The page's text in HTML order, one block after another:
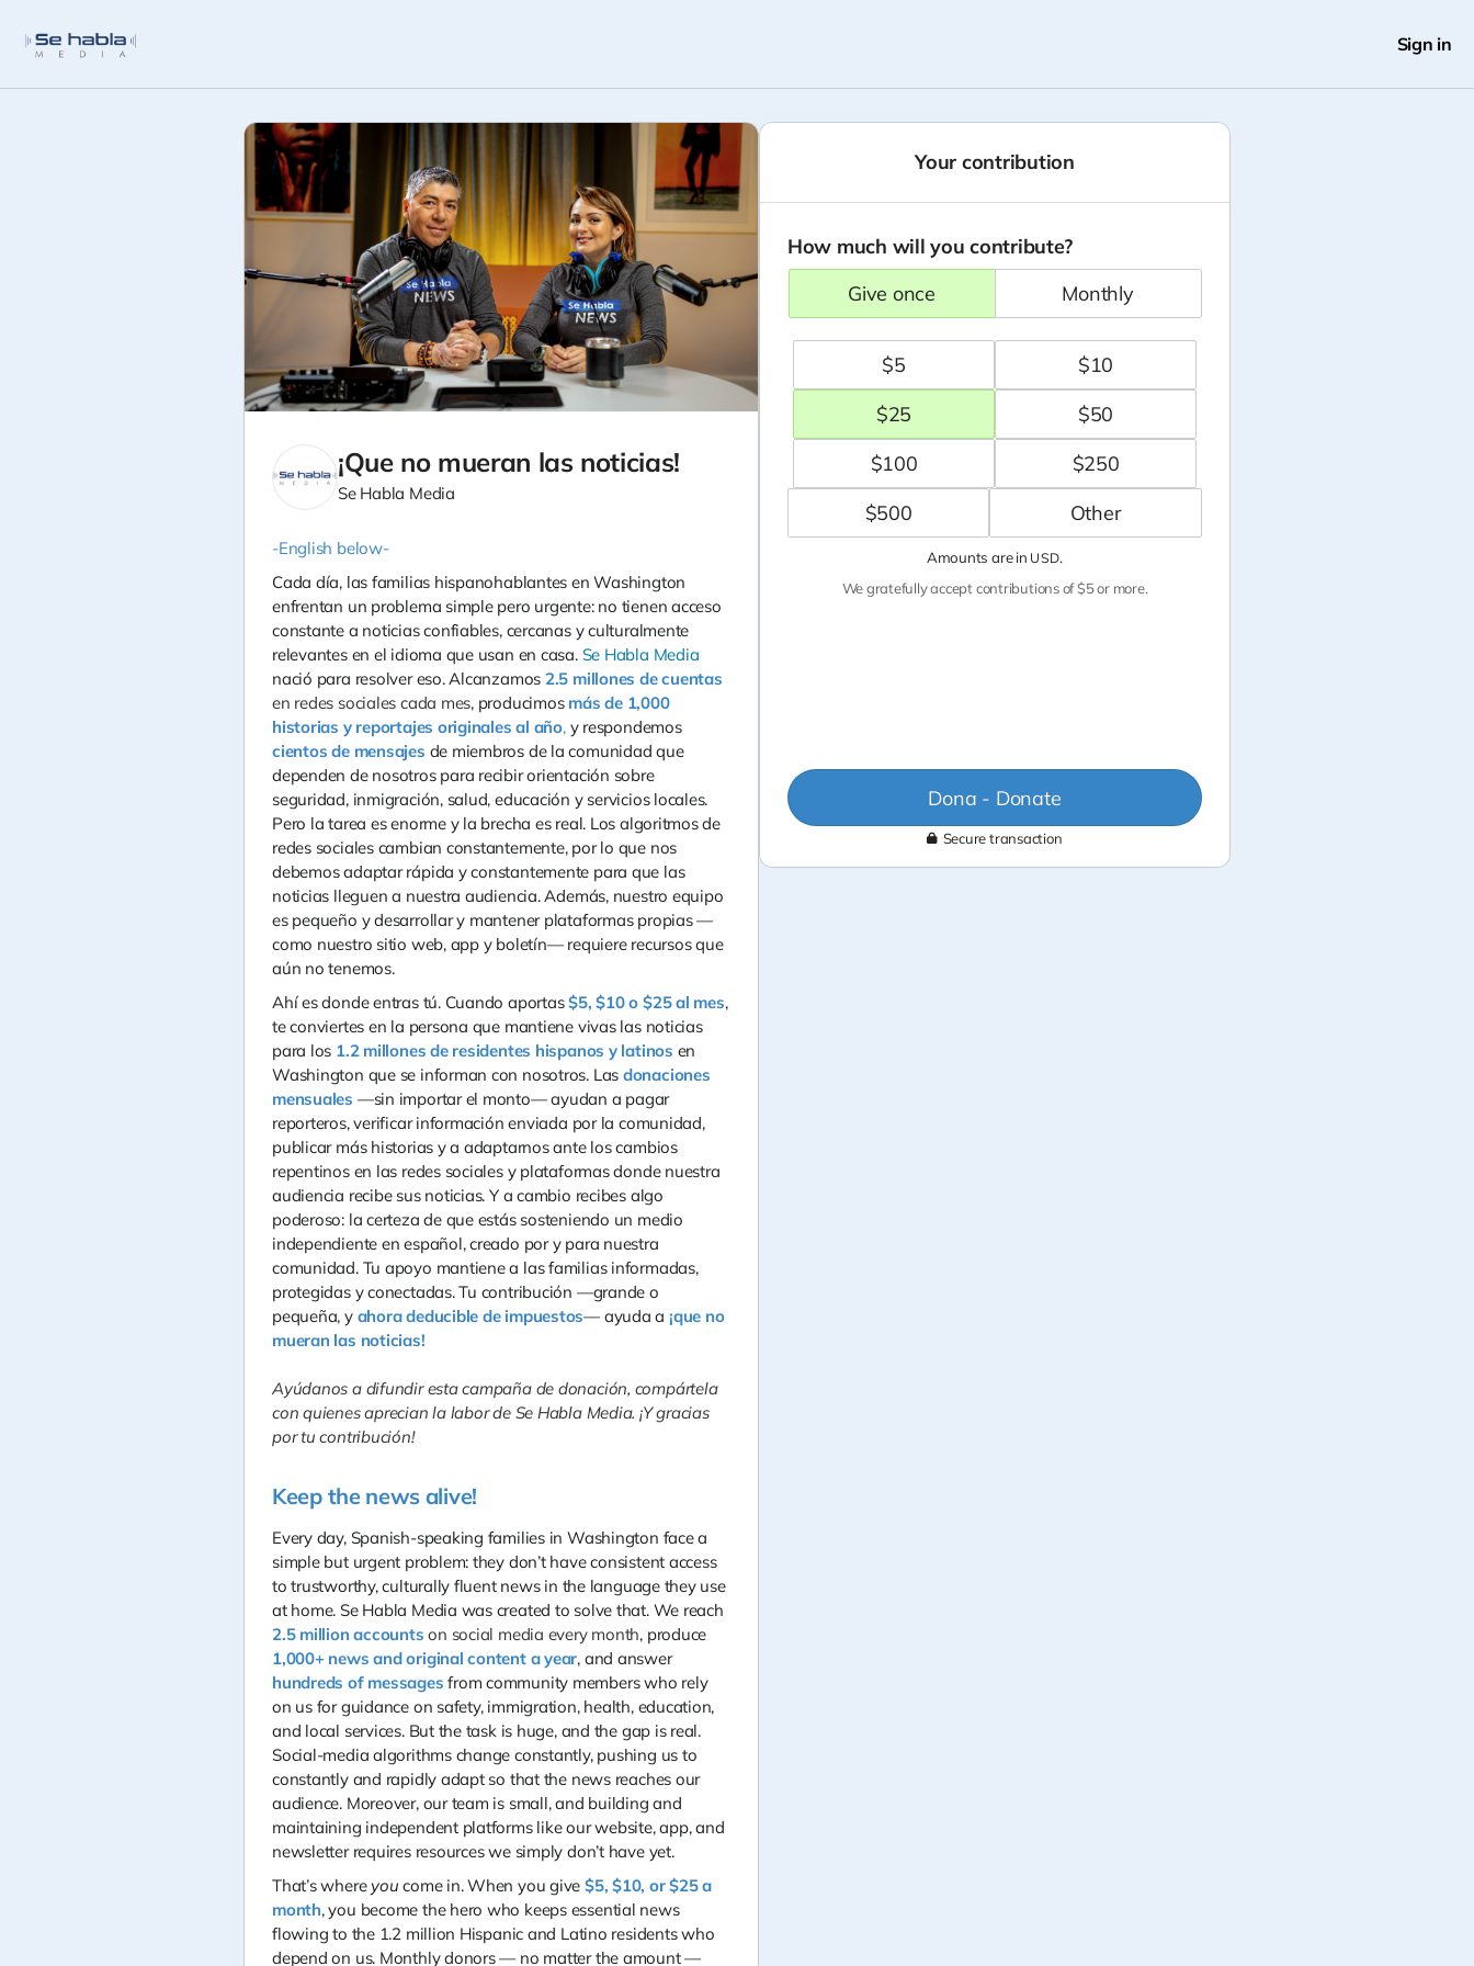
Sign in
¡Que no mueran las noticias!
Se Habla Media
-English below-
Cada día, las familias hispanohablantes en Washington
enfrentan un problema simple pero urgente: no tienen acceso
constante a noticias confiables, cercanas y culturalmente
relevantes en el idioma que usan en casa. Se Habla Media
nació para resolver eso. Alcanzamos 2.5 millones de cuentas
en redes sociales cada mes, producimos más de 1,000
historias y reportajes originales al año,y respondemos
cientos de mensajes de miembros de la comunidad que
dependen de nosotros para recibir orientación sobre
seguridad, inmigración, salud, educación y servicios locales.
Pero la tarea es enorme y la brecha es real. Los algoritmos de
redes sociales cambian constantemente, por lo que nos
debemos adaptar rápida y constantemente para que las
noticias lleguen a nuestra audiencia. Además, nuestro equipo
es pequeño y desarrollar y mantener plataformas propias —
como nuestro sitio web, app y boletín— requiere recursos que
aún no tenemos.
Ahí es donde entras tú. Cuando aportas$5, $10 o $25 al mes,
te conviertes en la persona que mantiene vivas las noticias
para los 1.2 millones de residentes hispanos y latinos en
Washington que se informan con nosotros. Las donaciones
mensuales —sin importar el monto— ayudan a pagar
reporteros, verificar información enviada por la comunidad,
publicar más historias y a adaptarnos ante los cambios
repentinos en las redes sociales y plataformas donde nuestra
audiencia recibe sus noticias. Y a cambio recibes algo
poderoso: la certeza de que estás sosteniendo un medio
independiente en español, creado por y para nuestra
comunidad. Tu apoyo mantiene a las familias informadas,
protegidas y conectadas. Tu contribución —grande o
pequeña, y ahora deducible de impuestos— ayuda a ¡que no
mueran las noticias!
Ayúdanos a difundir esta campaña de donación, compártela
con quienes aprecian la labor de Se Habla Media. ¡Y gracias
por tu contribución!
Keep the news alive!
Every day, Spanish‑speaking families in Washington face a
simple but urgent problem: they don’t have consistent access
to trustworthy, culturally fluent news in the language they use
at home. Se Habla Media was created to solve that. We reach
2.5 million accountson social media every month, produce
1,000+ news and original content a year, and answer
hundreds of messagesfrom community members who rely
on us for guidance on safety, immigration, health, education,
and local services. But the task is huge, and the gap is real.
Social‑media algorithms change constantly, pushing us to
constantly and rapidly adapt so that the news reaches our
audience. Moreover,our team is small, and building and
maintaining independent platforms like our website, app, and
newsletter requires resources we simply don’t have yet.
That’s where you come in. When you give$5, $10, or $25 a
month, you become the hero who keeps essential news
flowing to the 1.2 million Hispanic and Latino residents who
depend on us. Monthly donors — no matter the amount —
Your contribution
How much will you contribute?
give once
monthly
$5 $10
$25 $50
$100 $250
$500
Amounts are in USD.
We gratefully accept contributions of $5 or more.
Dona - Donate
Secure transaction